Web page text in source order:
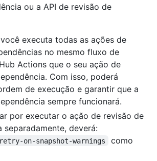
ou a API de revisão de
executa todas as ações de
no mesmo fluxo de
Actions que o seu ação de
Com isso, poderá
de execução e garantir que a
sempre funcionará.
por executar o ação de revisão de
separadamente, deverá:
retry-on-snapshot-warnings como